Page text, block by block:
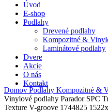
Úvod
E-shop
Podlahy
Drevené podlahy
Kompozitné &
Laminátové podlahy
Dvere
Akcie
O nás
Kontakt
Domov Podlahy Kompozitné &
Vinylové podlahy Parador SPC
Texture V-groove 1744825